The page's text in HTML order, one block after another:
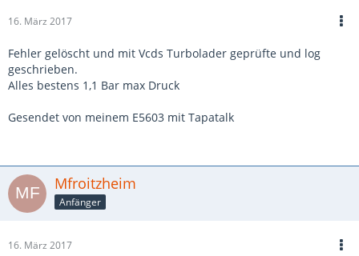
16. März 2017
Fehler gelöscht und mit Vcds Turbolader geprüfte und log
geschrieben.
Alles bestens 1,1 Bar max Druck
Gesendet von meinem E5603 mit Tapatalk
Mfroitzheim
Anfänger
16. März 2017